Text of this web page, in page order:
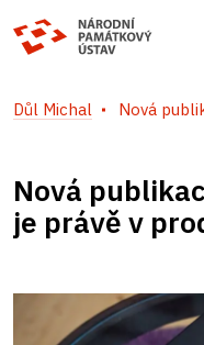
Důl Michal Nová
Nová
je právě v